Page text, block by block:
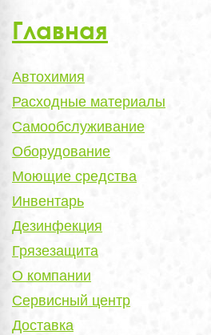
Главная
Автохимия
Расходные материалы
Самообслуживание
Оборудование
Моющие средства
Инвентарь
Дезинфекция
Грязезащита
О компании
Сервисный центр
Доставка